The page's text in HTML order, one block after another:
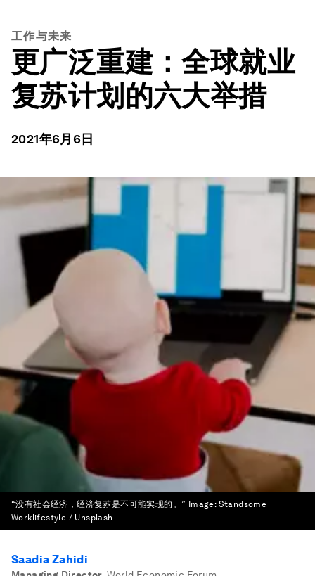
工作与未来
更广泛重建：全球就业
复苏计划的六大举措
2021年6月6日
“没有社会经济，经济复苏是不可能实现的。” Image: Standsome
Worklifestyle / Unsplash
Saadia Zahidi